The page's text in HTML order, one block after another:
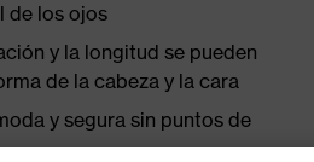
de los ojos
y la longitud se pueden
de la cabeza y la cara
y segura sin puntos de